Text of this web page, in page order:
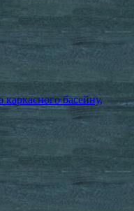
басейну,